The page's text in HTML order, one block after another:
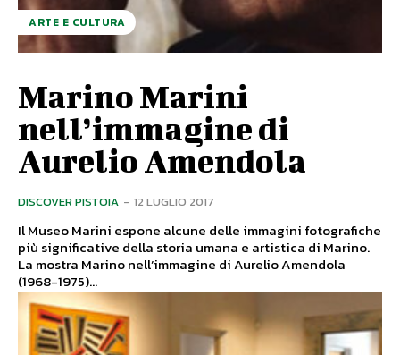
ARTE E CULTURA
Marino Marini
nell’immagine di
Aurelio Amendola
DISCOVER PISTOIA - 12 LUGLIO 2017
Il Museo Marini espone alcune delle immagini fotografiche
più significative della storia umana e artistica di Marino.
La mostra Marino nell’immagine di Aurelio Amendola
(1968-1975)...